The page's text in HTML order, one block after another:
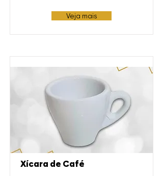
Veja mais
Xícara de Café